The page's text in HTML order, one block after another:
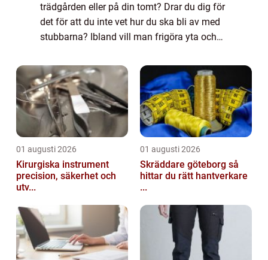
trädgården eller på din tomt? Drar du dig för
det för att du inte vet hur du ska bli av med
stubbarna? Ibland vill man frigöra yta och
01 augusti 2026
Kirurgiska instrument
precision, säkerhet och
utv...
01 augusti 2026
Skräddare göteborg så
hittar du rätt hantverkare
...